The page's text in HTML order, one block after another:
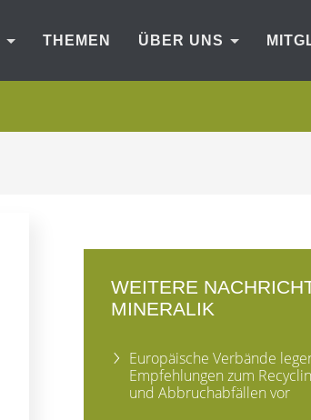
THEMEN ÜBER UNS
WEITERE
MINERALIK
Europäische Verbände
Empfehlungen zum
und Abbruchabfällen vor